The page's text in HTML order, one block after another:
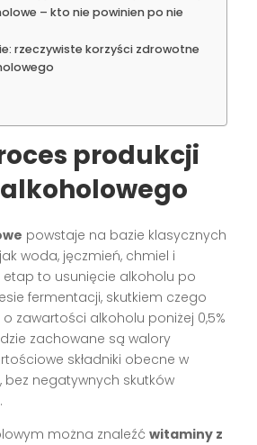
– kto nie powinien po nie
rzeczywiste korzyści zdrowotne
produkcji
powstaje na bazie klasycznych
woda, jęczmień, chmiel i
etap to usunięcie alkoholu po
fermentacji, skutkiem czego
zawartości alkoholu poniżej 0,5%
zachowane są walory
składniki obecne w
bez negatywnych skutków
można znaleźćwitaminy z